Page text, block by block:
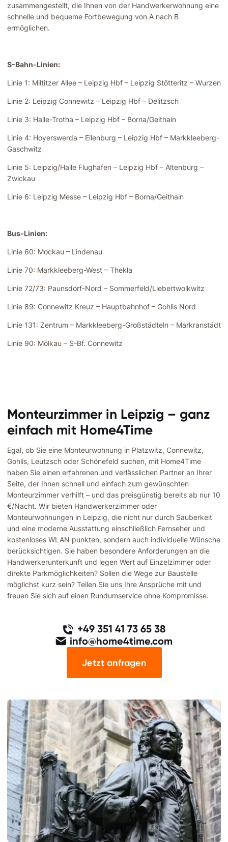
zusammengestellt, die Ihnen von der Handwerkerwohnung eine
schnelle und bequeme Fortbewegung von A nach B
ermöglichen.
S-Bahn-Linien:
Linie 1: Miltitzer Allee – Leipzig Hbf – Leipzig Stötteritz – Wurzen
Linie 2: Leipzig Connewitz – Leipzig Hbf – Delitzsch
Linie 3: Halle-Trotha – Leipzig Hbf – Borna/Geithain
Linie 4: Hoyerswerda – Eilenburg – Leipzig Hbf – Markkleeberg-
Gaschwitz
Linie 5: Leipzig/Halle Flughafen – Leipzig Hbf – Altenburg –
Zwickau
Linie 6: Leipzig Messe – Leipzig Hbf – Borna/Geithain
Bus-Linien:
Linie 60: Mockau – Lindenau
Linie 70: Markkleeberg-West – Thekla
Linie 72/73: Paunsdorf-Nord – Sommerfeld/Liebertwolkwitz
Linie 89: Connewitz Kreuz – Hauptbahnhof – Gohlis Nord
Linie 131: Zentrum – Markkleeberg-Großstädteln – Markranstädt
Linie 90: Mölkau – S-Bf. Connewitz
Monteurzimmer in Leipzig – ganz
einfach mit Home4Time
Egal, ob Sie eine Monteurwohnung in Platzwitz, Connewitz,
Gohlis, Leutzsch oder Schönefeld suchen, mit Home4Time
haben Sie einen erfahrenen und verlässlichen Partner an Ihrer
Seite, der Ihnen schnell und einfach zum gewünschten
Monteurzimmer verhilft – und das preisgünstig bereits ab nur 10
€/Nacht. Wir bieten Handwerkerzimmer oder
Monteurwohnungen in Leipzig, die nicht nur durch Sauberkeit
und eine moderne Ausstattung einschließlich Fernseher und
kostenloses WLAN punkten, sondern auch individuelle Wünsche
berücksichtigen. Sie haben besondere Anforderungen an die
Handwerkerunterkunft und legen Wert auf Einzelzimmer oder
direkte Parkmöglichkeiten? Sollen die Wege zur Baustelle
möglichst kurz sein? Teilen Sie uns Ihre Ansprüche mit und
freuen Sie sich auf einen Rundumservice ohne Kompromisse.
+49 351 41 73 65 38
info@home4time.com
Jetzt anfragen